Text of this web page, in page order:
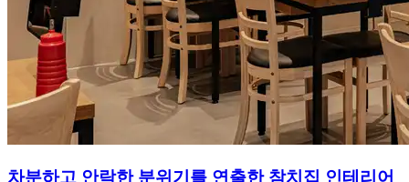
차분하고 안락한 분위기를 연출한 참치집 인테리어